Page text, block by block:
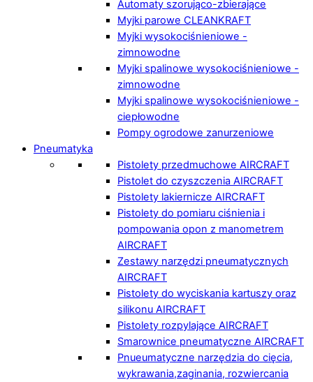
Automaty szorująco-zbierające
Myjki parowe CLEANKRAFT
Myjki wysokociśnieniowe -
zimnowodne
Myjki spalinowe wysokociśnieniowe -
zimnowodne
Myjki spalinowe wysokociśnieniowe -
ciepłowodne
Pompy ogrodowe zanurzeniowe
Pneumatyka
Pistolety przedmuchowe AIRCRAFT
Pistolet do czyszczenia AIRCRAFT
Pistolety lakiernicze AIRCRAFT
Pistolety do pomiaru ciśnienia i
pompowania opon z manometrem
AIRCRAFT
Zestawy narzędzi pneumatycznych
AIRCRAFT
Pistolety do wyciskania kartuszy oraz
silikonu AIRCRAFT
Pistolety rozpylające AIRCRAFT
Smarownice pneumatyczne AIRCRAFT
Pnueumatyczne narzędzia do cięcia,
wykrawania,zaginania, rozwiercania